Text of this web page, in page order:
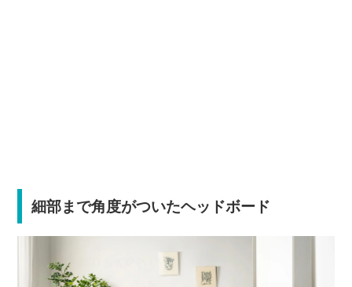
細部まで角度がついたヘッドボード